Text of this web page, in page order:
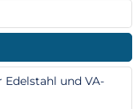
und VA-